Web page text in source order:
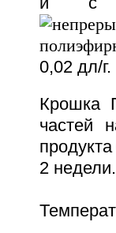
0,02 дл/г.
Крошка
частей
2 недели.